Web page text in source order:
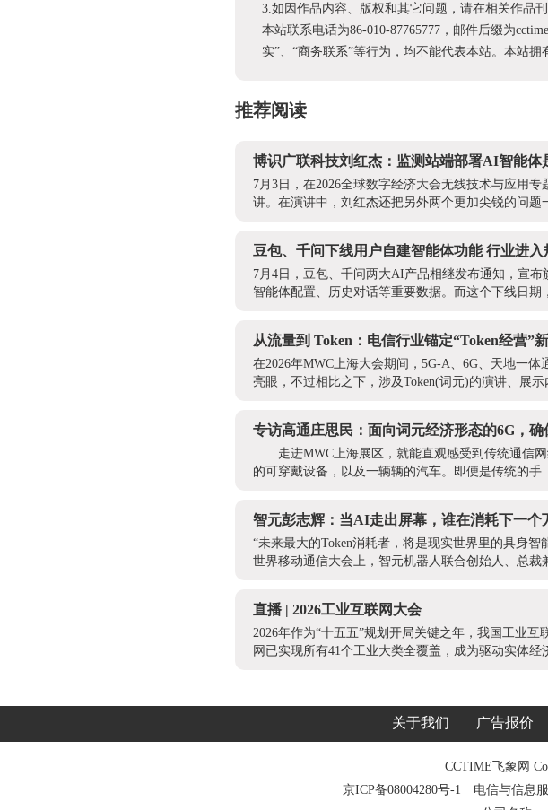
3.如因作品内容、版权和其它问题，请在相关作品
本站联系电话为86-010-87765777，邮件后缀为
实”、“商务联系”等行为，均不能代表本站。本站拥
推荐阅读
博识广联科技刘红杰：监测站端部署AI智能体
7月3日，在2026全球数字经济大会无线技术与应用
讲。在演讲中，刘红杰还把另外两个更加尖锐的问题
豆包、千问下线用户自建智能体功能 行业进
7月4日，豆包、千问两大AI产品相继发布通知，宣
智能体配置、历史对话等重要数据。而这个下线日期
从流量到 Token：电信行业锚定“Token经营”
在2026年MWC上海大会期间，5G-A、6G、天地一
亮眼，不过相比之下，涉及Token(词元)的演讲、展示
专访高通庄思民：面向词元经济形态的6G，
走进MWC上海展区，就能直观感受到传统通信
的可穿戴设备，以及一辆辆的汽车。即便是传统的手..
智元彭志辉：当AI走出屏幕，谁在消耗下一个
“未来最大的Token消耗者，将是现实世界里的具身
世界移动通信大会上，智元机器人联合创始人、总裁
直播 | 2026工业互联网大会
2026年作为“十五五”规划开局关键之年，我国工业
网已实现所有41个工业大类全覆盖，成为驱动实体经
关于我们 广告报价
CCTIME飞象网
京ICP备08004280号-1
电信与信息